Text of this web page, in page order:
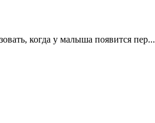
когда у малыша появится пер...